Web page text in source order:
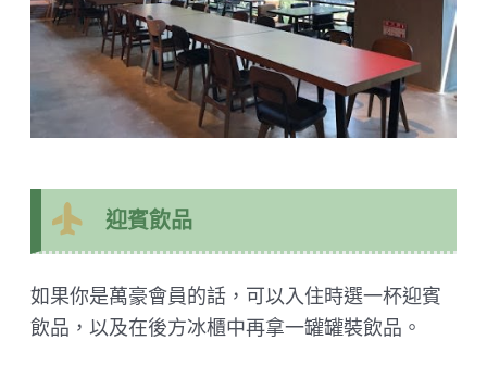
迎賓飲品
如果你是萬豪會員的話，可以入住時選一杯迎賓
飲品，以及在後方冰櫃中再拿一罐罐裝飲品。